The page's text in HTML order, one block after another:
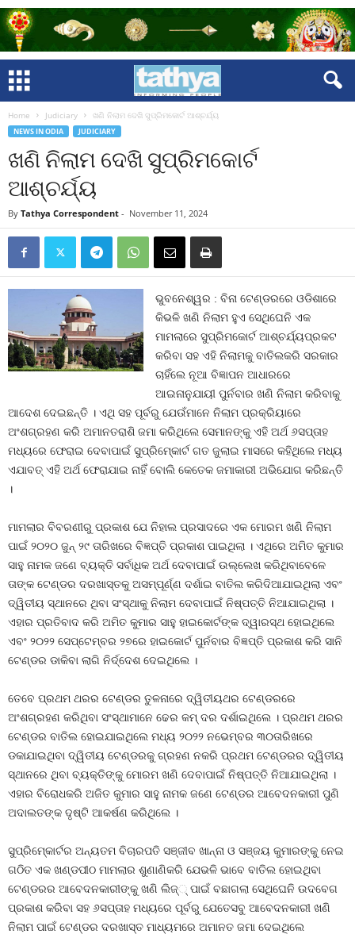
Home Judiciary ଖଣି ନିଲାମ ଦେଖି ସୁପ୍ରିମକୋର୍ଟ ଆଶ୍ଚର୍ଯ୍ୟ
NEWS IN ODIA JUDICIARY
ଖଣି ନିଲାମ ଦେଖି ସୁପ୍ରିମକୋର୍ଟ
ଆଶ୍ଚର୍ଯ୍ୟ
By Tathya Correspondent - November 11, 2024
ଭୁବନେଶ୍ୱର : ବିନା ଟେଣ୍ଡରରେ ଓଡିଶାରେ
କିଭଳି ଖଣି ନିଲାମ ହୁଏ ସେଥିଘେନି ଏକ
ମାମଲାରେ ସୁପ୍ରିମକୋର୍ଟ ଆଶ୍ଚର୍ଯ୍ୟପ୍ରକଟ
କରିବା ସହ ଏହି ନିଲାମକୁ ବାତିଲକରି ସରକାର
ଚାହିଁଲେ ନୂଆ ବିଜ୍ଞାପନ ଆଧାରରେ
ଆଇନାନୁଯାୟୀ ପୁର୍ନବାର ଖଣି ନିଲାମ କରିବାକୁ
ଆଦେଶ ଦେଇଛନ୍ତି । ଏଥି ସହ ପୂର୍ବରୁ ଯେଉଁମାନେ ନିଲାମ ପ୍ରକ୍ରିୟାରେ
ଅଂଶଗ୍ରହଣ କରି ଅମାନତରାଶି ଜମା କରିଥିଲେ ସେମାନଙ୍କୁ ଏହି ଅର୍ଥ ୬ସପ୍ତାହ
ମଧ୍ୟରେ ଫେରାଇ ଦେବାପାଇଁ ସୁପ୍ରିମ୍‍କୋର୍ଟ ଗତ ଜୁଲାଇ ମାସରେ କହିଥିଲେ ମଧ୍ୟ
ଏଯାବତ୍‍ ଏହି ଅର୍ଥ ଫେରାଯାଇ ନାହିଁ ବୋଲି କେତେକ ଜମାକାରୀ ଅଭିଯୋଗ କରିଛନ୍ତି
।
ମାମଲାର ବିବରଣୀରୁ ପ୍ରକାଶ ଯେ ନିହାଲ ପ୍ରସାଦରେ ଏକ ମୋରମ ଖଣି ନିଲାମ
ପାଇଁ ୨୦୨୦ ଜୁନ୍‍ ୨୯ ତାରିଖରେ ବିଜ୍ଞପ୍ତି ପ୍ରକାଶ ପାଇଥିଲା । ଏଥିରେ ଅମିତ କୁମାର
ସାହୁ ନାମକ ଜଣେ ବ୍ୟକ୍ତି ସର୍ବାଧିକ ଅର୍ଥ ଦେବାପାଇଁ ଉଲ୍ଲେଖ କରିଥିବାବେଳେ
ତାଙ୍କ ଟେଣ୍ଡର ଦରଖାସ୍ତକୁ ଅସମ୍ପୂର୍ଣ୍ଣ ଦର୍ଶାଇ ବାତିଲ କରିଦିଆଯାଇଥିଲା ଏବଂ
ଦ୍ୱିତୀୟ ସ୍ଥାନରେ ଥିବା ସଂସ୍ଥାକୁ ନିଲାମ ଦେବାପାଇଁ ନିଷ୍ପତ୍ତି ନିଆଯାଇଥିଲା ।
ଏହାର ପ୍ରତିବାଦ କରି ଅମିତ କୁମାର ସାହୁ ହାଇକୋର୍ଟଙ୍କ ଦ୍ୱାରସ୍ଥ ହୋଇଥିଲେ
ଏବଂ ୨୦୨୨ ସେପ୍ଟେମ୍ବର ୨୭ରେ ହାଇକୋର୍ଟ ପୁର୍ନବାର ବିଜ୍ଞପ୍ତି ପ୍ରକାଶ କରି ସାନି
ଟେଣ୍ଡର ଡାକିବା ଲାଗି ନିର୍ଦ୍ଦେଶ ଦେଇଥିଲେ ।
ତେବେ ପ୍ରଥମ ଥରର ଟେଣ୍ଡର ତୁଳନାରେ ଦ୍ୱିତୀୟଥର ଟେଣ୍ଡରରେ
ଅଂଶଗ୍ରହଣ କରିଥିବା ସଂସ୍ଥାମାନେ ଢେର କମ୍‍ ଦର ଦର୍ଶାଇଥିଲେ । ପ୍ରଥମ ଥରର
ଟେଣ୍ଡର ବାତିଲ ହୋଇଯାଇଥିଲେ ମଧ୍ୟ ୨୦୨୨ ନଭେମ୍ବର ୩୦ତାରିଖରେ
ଡକାଯାଇଥିବା ଦ୍ୱିତୀୟ ଟେଣ୍ଡରକୁ ଗ୍ରହଣ ନକରି ପ୍ରଥମ ଟେଣ୍ଡରର ଦ୍ୱିତୀୟ
ସ୍ଥାନରେ ଥିବା ବ୍ୟକ୍ତିଙ୍କୁ ମୋରମ ଖଣି ଦେବାପାଇଁ ନିଷ୍ପତ୍ତି ନିଆଯାଇଥିଲା ।
ଏହାର ବିରୋଧକରି ଅଜିତ କୁମାର ସାହୁ ନାମକ ଜଣେ ଟେଣ୍ଡର ଆବେଦନକାରୀ ପୁଣି
ଅଦାଲତଙ୍କ ଦୃଷ୍ଟି ଆକର୍ଷଣ କରିଥିଲେ ।
ସୁପ୍ରିମ୍‍କୋର୍ଟର ଅନ୍ୟତମ ବିଚାରପତି ସଞ୍ଜୀବ ଖାନ୍ନା ଓ ସଞ୍ଜୟ କୁମାରଙ୍କୁ ନେଇ
ଗଠିତ ଏକ ଖଣ୍ଡପୀଠ ମାମଲାର ଶୁଣାଣିକରି ଯେଭଳି ଭାବେ ବାତିଲ ହୋଇଥିବା
ଟେଣ୍ଡରର ଆବେଦନକାରୀଙ୍କୁ ଖଣି ଲିଜ୍‍୍‍ ପାଇଁ ବଛାଗଲା ସେଥିଘେନି ଉଦବେଗ
ପ୍ରକାଶ କରିବା ସହ ୬ସପ୍ତାହ ମଧ୍ୟରେ ପୂର୍ବରୁ ଯେତେସବୁ ଆବେଦନକାରୀ ଖଣି
ନିଲାମ ପାଇଁ ଟେଣ୍ଡର ଦରଖାସ୍ତ ମାଧ୍ୟମରେ ଅମାନତ ଜମା ଦେଇଥିଲେ